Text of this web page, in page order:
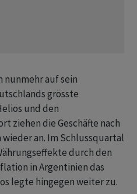
nunmehr auf sein
grösste
und den
ziehen die Geschäfte nach
an. Im Schlussquartal
durch den
in Argentinien das
legte hingegen weiter zu.